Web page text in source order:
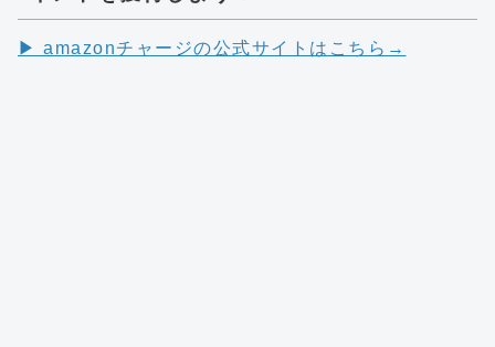
▶︎ amazonチャージの公式サイトはこちら→